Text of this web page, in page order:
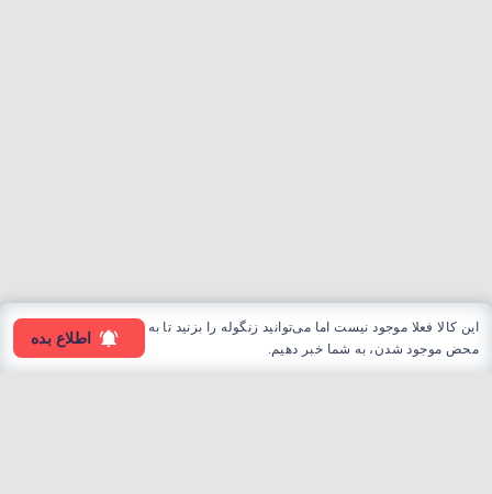
این کالا فعلا موجود نیست اما می‌توانید زنگوله را بزنید تا به
محض موجود شدن، به شما خبر دهیم.
اطلاع بده